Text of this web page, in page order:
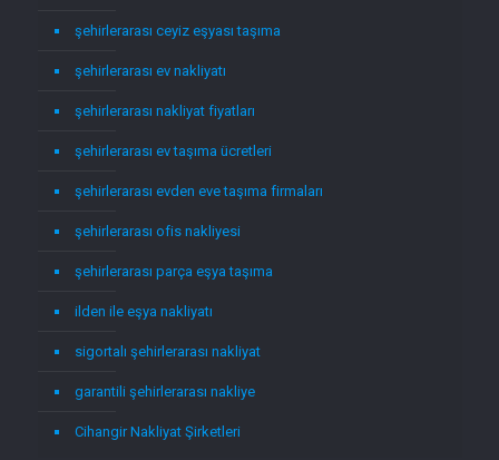
şehirlerarası ceyiz eşyası taşıma
şehirlerarası ev nakliyatı
şehirlerarası nakliyat fiyatları
şehirlerarası ev taşıma ücretleri
şehirlerarası evden eve taşıma firmaları
şehirlerarası ofis nakliyesi
şehirlerarası parça eşya taşıma
ilden ile eşya nakliyatı
sigortalı şehirlerarası nakliyat
garantili şehirlerarası nakliye
Cihangir Nakliyat Şirketleri